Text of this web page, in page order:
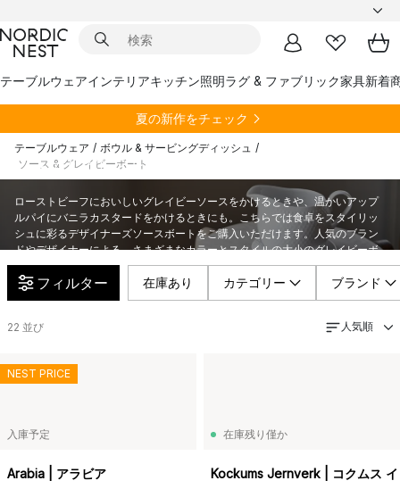
テーブルウェアインテリアキッチン照明ラグ & ファブリック家具新着
夏の新作をチェック
テーブルウェア / ボウル & サービングディッシュ /
ソース & グレイビーボート
ソース & グレイビーボート
ローストビーフにおいしいグレイビーソースをかけるときや、温かいアップ
ルパイにバニラカスタードをかけるときにも。こちらでは食卓をスタイリッ
シュに彩るデザイナーズソースボートをご購入いただけます。人気のブラン
ドやデザイナーによる、さまざまなカラーとスタイルの大小のグレイビーボ
ートからお選びいただけます。
フィルター 在庫あり カテゴリー ブランド
22 並び 人気順
入庫予定
Arabia | アラビア
NEST PRICE
在庫残り僅か
Kockums Jernverk | コクムス イ